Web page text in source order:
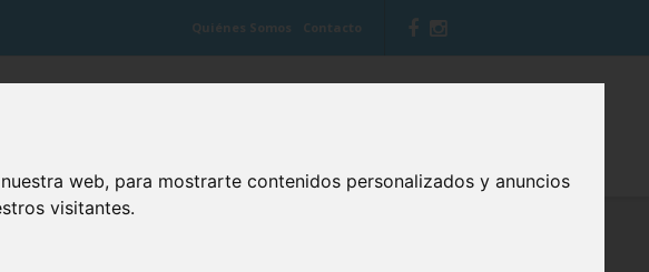
web, para mostrarte contenidos personalizados y anuncios
visitantes.
Quiénes Somos Contacto